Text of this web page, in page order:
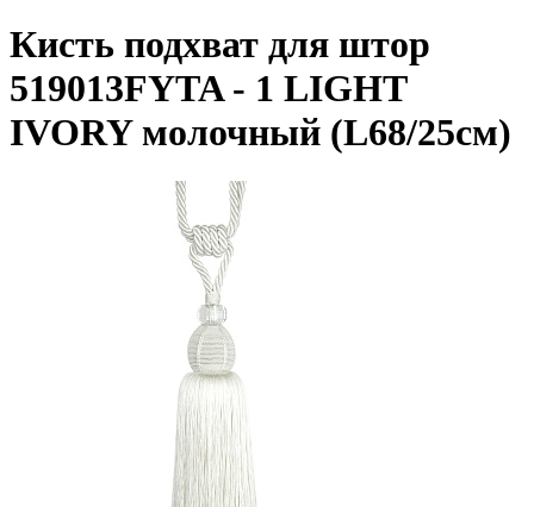
Кисть подхват для штор
519013FYTA - 1 LIGHT
IVORY молочный (L68/25см)